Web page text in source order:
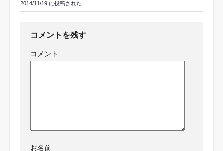
2014/11/19 に投稿された
コメントを残す
コメント
お名前